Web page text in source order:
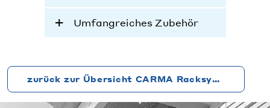
Umfangreiches Zubehör
zurück zur Übersicht CARMA Racksysteme